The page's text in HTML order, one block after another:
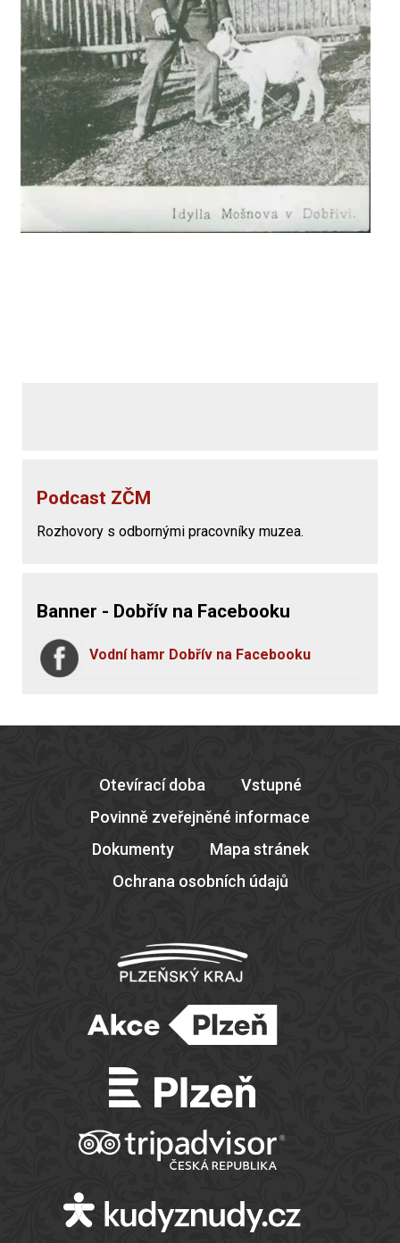
Podcast ZČM
Rozhovory s odbornými pracovníky muzea.
Banner - Dobřív na Facebooku
Vodní hamr Dobřív na Facebooku
Otevírací doba
Vstupné
Povinně zveřejněné informace
Dokumenty
Mapa stránek
Ochrana osobních údajů